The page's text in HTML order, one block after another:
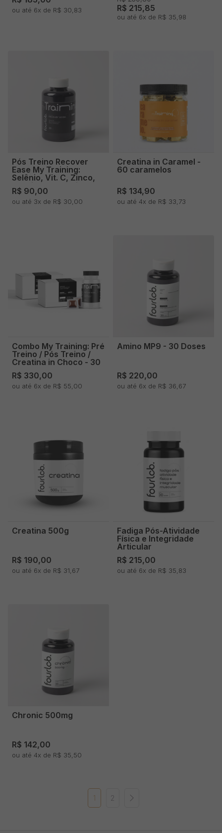
ou até 6x de R$ 30,83 R$ 215,85
ou até 6x de R$ 35,98
Pós Treino Recover
Ease My Training:
Selênio, Vit. C, Zinco,
Leucina, Isoleucina,
Valina, Colágeno Tipo II
- 30 Doses
R$ 90,00
ou até 3x de R$ 30,00
Creatina in Caramel -
60 caramelos
R$ 134,90
ou até 4x de R$ 33,73
Combo My Training: Pré
Treino / Pós Treino /
Creatina in Choco - 30
doses
R$ 330,00
ou até 6x de R$ 55,00
Amino MP9 - 30 Doses
R$ 220,00
ou até 6x de R$ 36,67
Creatina 500g
R$ 190,00
ou até 6x de R$ 31,67
Fadiga Pós-Atividade
Física e Integridade
Articular
R$ 215,00
ou até 6x de R$ 35,83
Chronic 500mg
R$ 142,00
ou até 4x de R$ 35,50
1 2